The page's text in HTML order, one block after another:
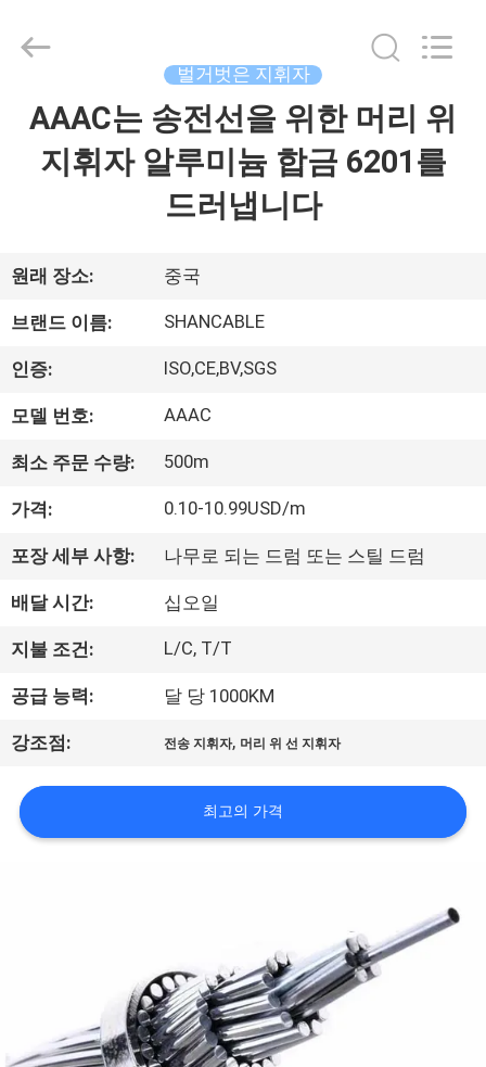
홈
소
개
동
VR
쇼
소
개
(Group)
벌거벗은 지휘자
AAAC는 송전선을 위한 머리 위
지휘자 알루미늄 합금 6201를
드러냅니다
원래 장소: 중국
브랜드 이름: SHANCABLE
인증: ISO,CE,BV,SGS
모델 번호: AAAC
최소 주문 수량: 500m
가격: 0.10-10.99USD/m
포장 세부 사항: 나무로 되는 드럼 또는 스틸 드럼
배달 시간: 십오일
지불 조건: L/C, T/T
공급 능력: 달 당 1000KM
강조점: 전송 지휘자, 머리 위 선 지휘자
최고의 가격